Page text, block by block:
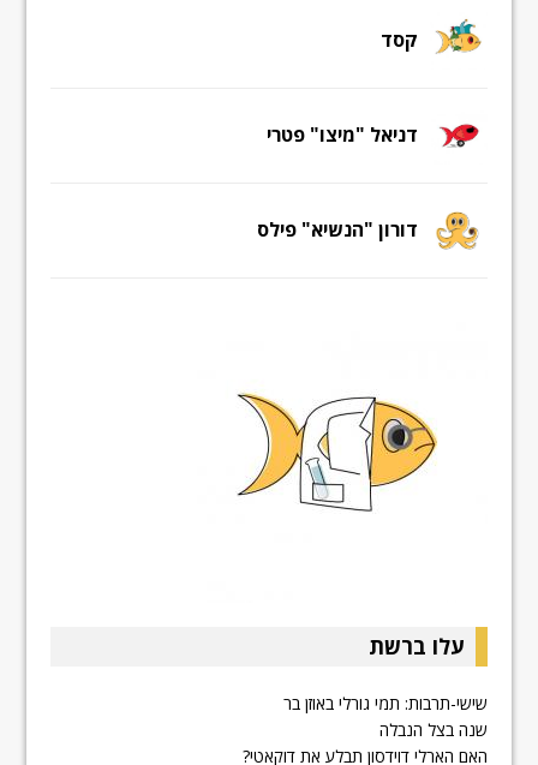
קסד
דניאל "מיצו" פטרי
דורון "הנשיא" פילס
עלו ברשת
שישי-תרבות: תמי גורלי באוזן בר
שנה בצל הנבלה
האם הארלי דוידסון תבלע את דוקאטי?